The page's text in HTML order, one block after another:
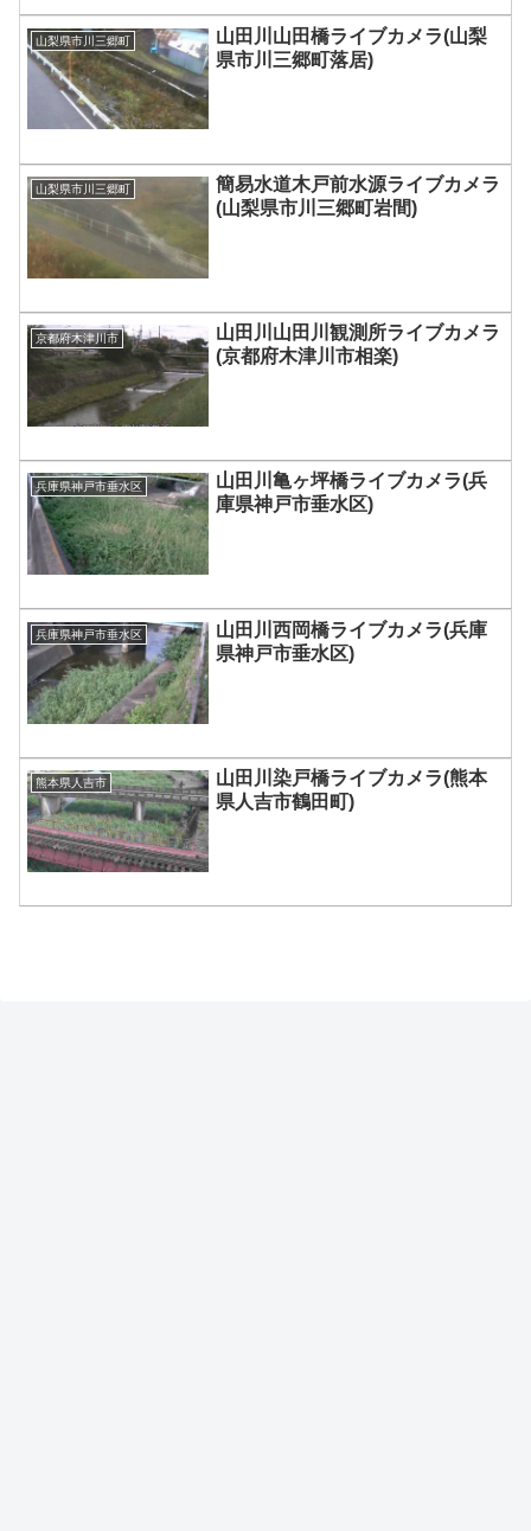
山梨県市川三郷町
山田川山田橋ライブカメラ(山梨
県市川三郷町落居)
山梨県市川三郷町
簡易水道木戸前水源ライブカメラ
(山梨県市川三郷町岩間)
京都府木津川市
山田川山田川観測所ライブカメラ
(京都府木津川市相楽)
兵庫県神戸市垂水区
山田川亀ヶ坪橋ライブカメラ(兵
庫県神戸市垂水区)
兵庫県神戸市垂水区
山田川西岡橋ライブカメラ(兵庫
県神戸市垂水区)
熊本県人吉市
山田川染戸橋ライブカメラ(熊本
県人吉市鶴田町)